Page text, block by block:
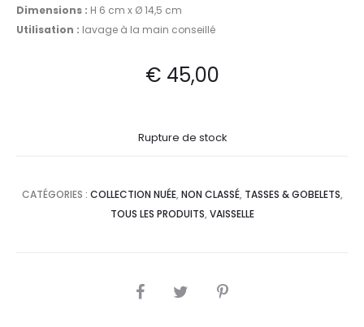
Dimensions : H 6 cm x Ø 14,5 cm
Utilisation : lavage à la main conseillé
€ 45,00
Rupture de stock
CATÉGORIES : COLLECTION NUÉE, NON CLASSÉ, TASSES & GOBELETS,
TOUS LES PRODUITS, VAISSELLE
SHARE